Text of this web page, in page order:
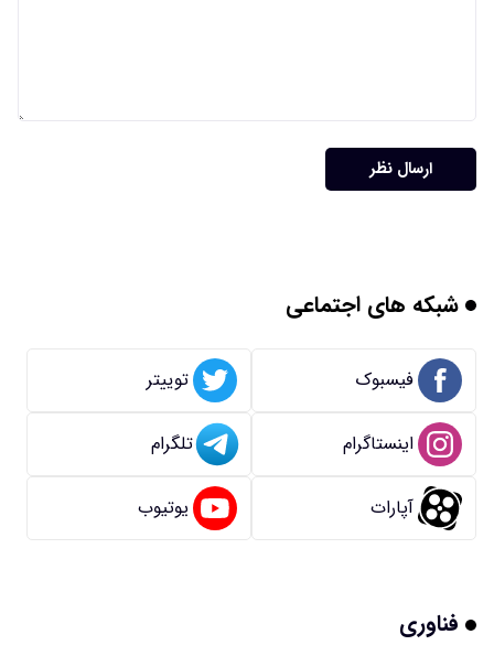
ارسال نظر
شبکه های اجتماعی
فیسبوک توییتر
اینستاگرام تلگرام
آپارات یوتیوب
فناوری